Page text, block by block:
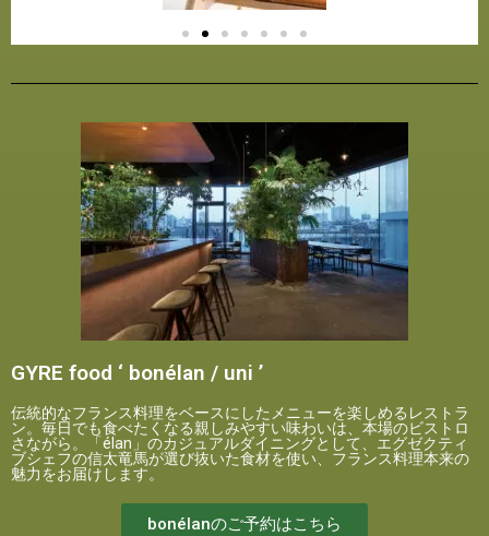
GYRE food ‘ bonélan / uni ’
伝統的なフランス料理をベースにしたメニューを楽しめるレストラ
ン。毎日でも食べたくなる親しみやすい味わいは、本場のビストロ
さながら。「élan」のカジュアルダイニングとして、エグゼクティ
ブシェフの信太竜馬が選び抜いた食材を使い、フランス料理本来の
魅力をお届けします。
bonélanのご予約はこちら